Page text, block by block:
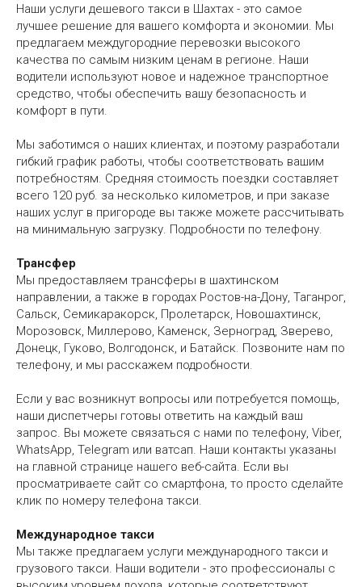
Наши услуги дешевого такси в Шахтах - это самое
лучшее решение для вашего комфорта и экономии. Мы
предлагаем междугородние перевозки высокого
качества по самым низким ценам в регионе. Наши
водители используют новое и надежное транспортное
средство, чтобы обеспечить вашу безопасность и
комфорт в пути.
Мы заботимся о наших клиентах, и поэтому разработали
гибкий график работы, чтобы соответствовать вашим
потребностям. Средняя стоимость поездки составляет
всего 120 руб. за несколько километров, и при заказе
наших услуг в пригороде вы также можете рассчитывать
на минимальную загрузку. Подробности по телефону.
Трансфер
Мы предоставляем трансферы в шахтинском
направлении, а также в городах Ростов-на-Дону, Таганрог,
Сальск, Семикаракорск, Пролетарск, Новошахтинск,
Морозовск, Миллерово, Каменск, Зерноград, Зверево,
Донецк, Гуково, Волгодонск, и Батайск. Позвоните нам по
телефону, и мы расскажем подробности.
Если у вас возникнут вопросы или потребуется помощь,
наши диспетчеры готовы ответить на каждый ваш
запрос. Вы можете связаться с нами по телефону, Viber,
WhatsApp, Telegram или ватсап. Наши контакты указаны
на главной странице нашего веб-сайта. Если вы
просматриваете сайт со смартфона, то просто сделайте
клик по номеру телефона такси.
Международное такси
Мы также предлагаем услуги международного такси и
грузового такси. Наши водители - это профессионалы с